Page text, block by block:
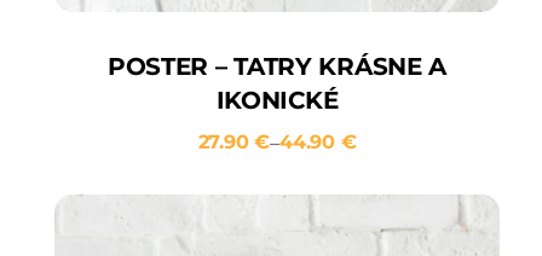
POSTER – TATRY KRÁSNE A
IKONICKÉ
27.90€–44.90 €